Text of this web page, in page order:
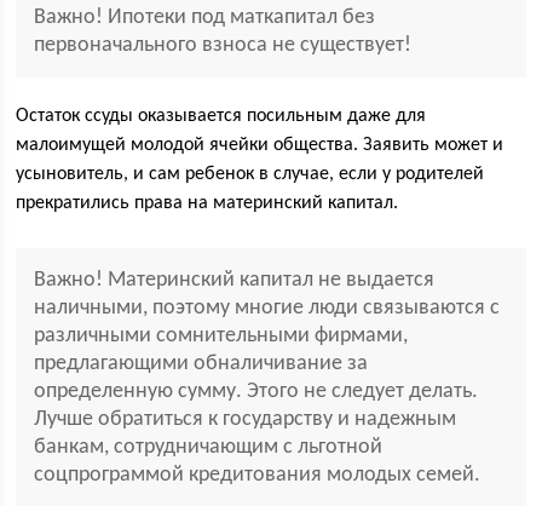
Важно! Ипотеки под маткапитал без
первоначального взноса не существует!
Остаток ссуды оказывается посильным даже для
малоимущей молодой ячейки общества. Заявить может и
усыновитель, и сам ребенок в случае, если у родителей
прекратились права на материнский капитал.
Важно! Материнский капитал не выдается
наличными, поэтому многие люди связываются с
различными сомнительными фирмами,
предлагающими обналичивание за
определенную сумму. Этого не следует делать.
Лучше обратиться к государству и надежным
банкам, сотрудничающим с льготной
соцпрограммой кредитования молодых семей.